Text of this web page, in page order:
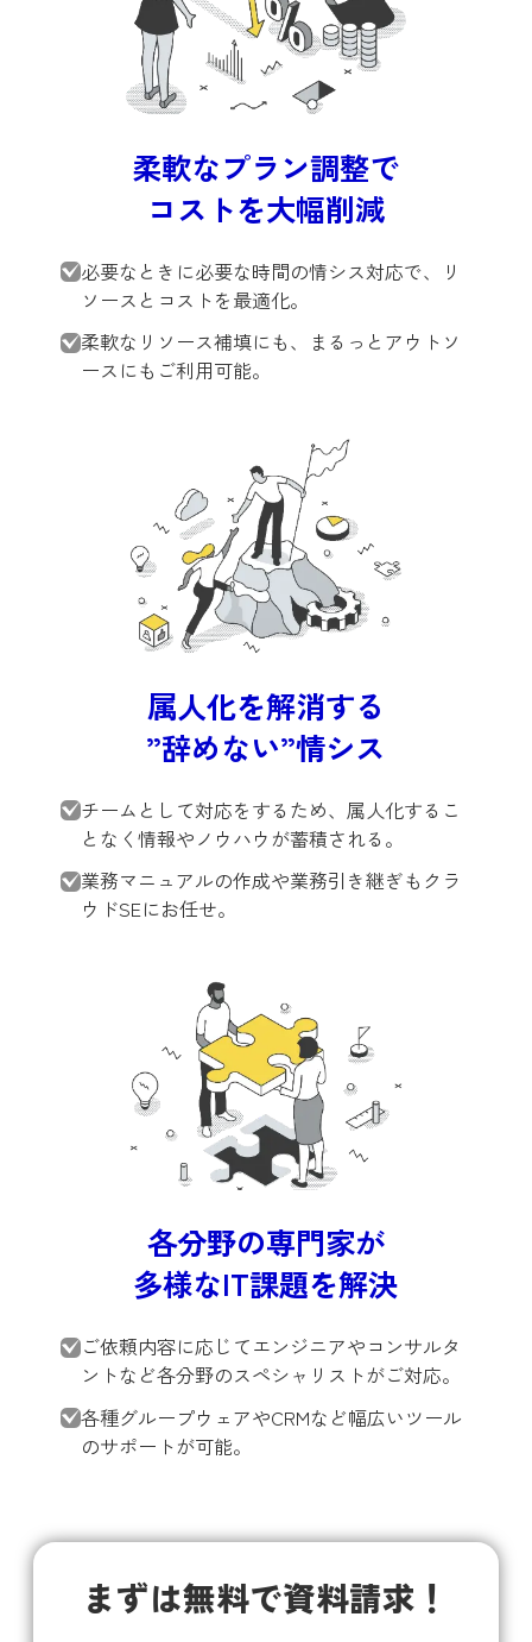
柔軟なプラン調整で
コストを大幅削減
必要なときに必要な時間の情シス対応で、リ
ソースとコストを最適化。
柔軟なリソース補填にも、まるっとアウトソ
ースにもご利用可能。
属人化を解消する
”辞めない”情シス
チームとして対応をするため、属人化するこ
となく情報やノウハウが蓄積される。
業務マニュアルの作成や業務引き継ぎもクラ
ウドSEにお任せ。
各分野の専門家が
多様なIT課題を解決
ご依頼内容に応じてエンジニアやコンサルタ
ントなど各分野のスペシャリストがご対応。
各種グループウェアやCRMなど幅広いツール
のサポートが可能。
まずは無料で資料請求！